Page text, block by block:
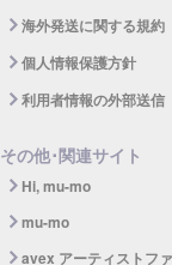
海外発送に関する規約
個人情報保護方針
利用者情報の外部送信
その他･関連サイト
Hi, mu-mo
mu-mo
avex アーティストフ